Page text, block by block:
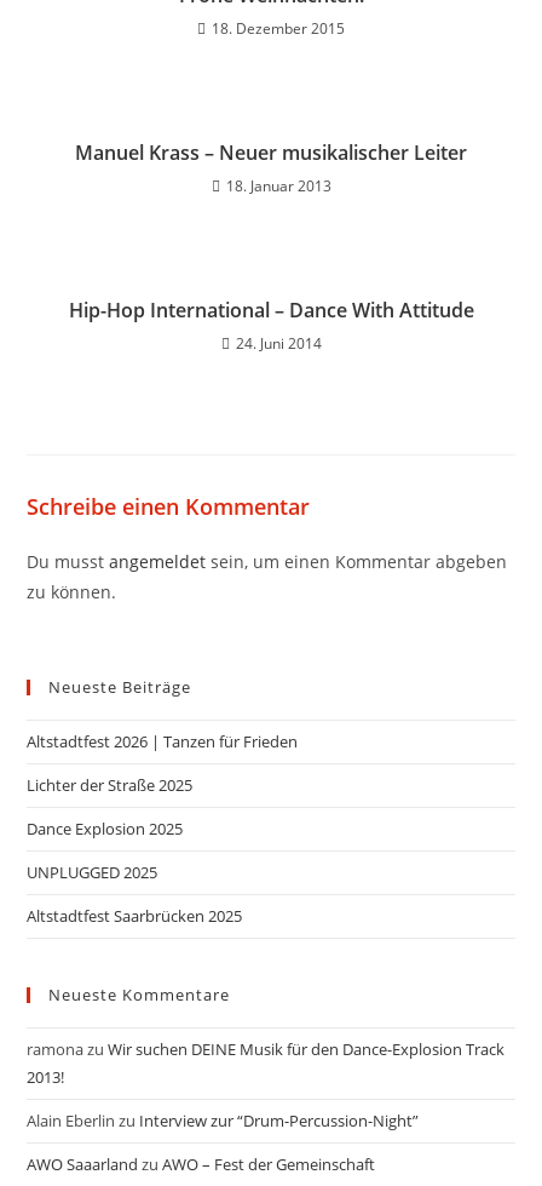
18. Dezember 2015
Manuel Krass – Neuer musikalischer Leiter
18. Januar 2013
Hip-Hop International – Dance With Attitude
24. Juni 2014
Schreibe einen Kommentar
Du musstangemeldet sein, um einen Kommentar abgeben
zu können.
Neueste Beiträge
Altstadtfest 2026 | Tanzen für Frieden
Lichter der Straße 2025
Dance Explosion 2025
UNPLUGGED 2025
Altstadtfest Saarbrücken 2025
Neueste Kommentare
ramonazuWir suchen DEINE Musik für den Dance-Explosion Track
2013!
Alain Eberlin zu Interview zur “Drum-Percussion-Night”
AWO Saaarland zuAWO – Fest der Gemeinschaft